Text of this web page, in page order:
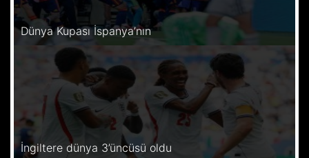
Dünya Kupası İspanya’nın
İngiltere dünya 3’üncüsü oldu